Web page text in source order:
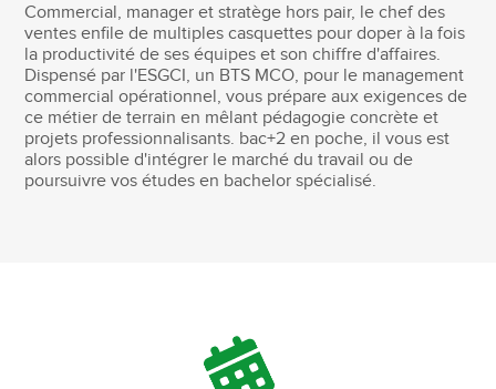
Commercial, manager et stratège hors pair, le chef des
ventes enfile de multiples casquettes pour doper à la fois
la productivité de ses équipes et son chiffre d'affaires.
Dispensé par l'ESGCI, un BTS MCO, pour le management
commercial opérationnel, vous prépare aux exigences de
ce métier de terrain en mêlant pédagogie concrète et
projets professionnalisants. bac+2 en poche, il vous est
alors possible d'intégrer le marché du travail ou de
poursuivre vos études en bachelor spécialisé.